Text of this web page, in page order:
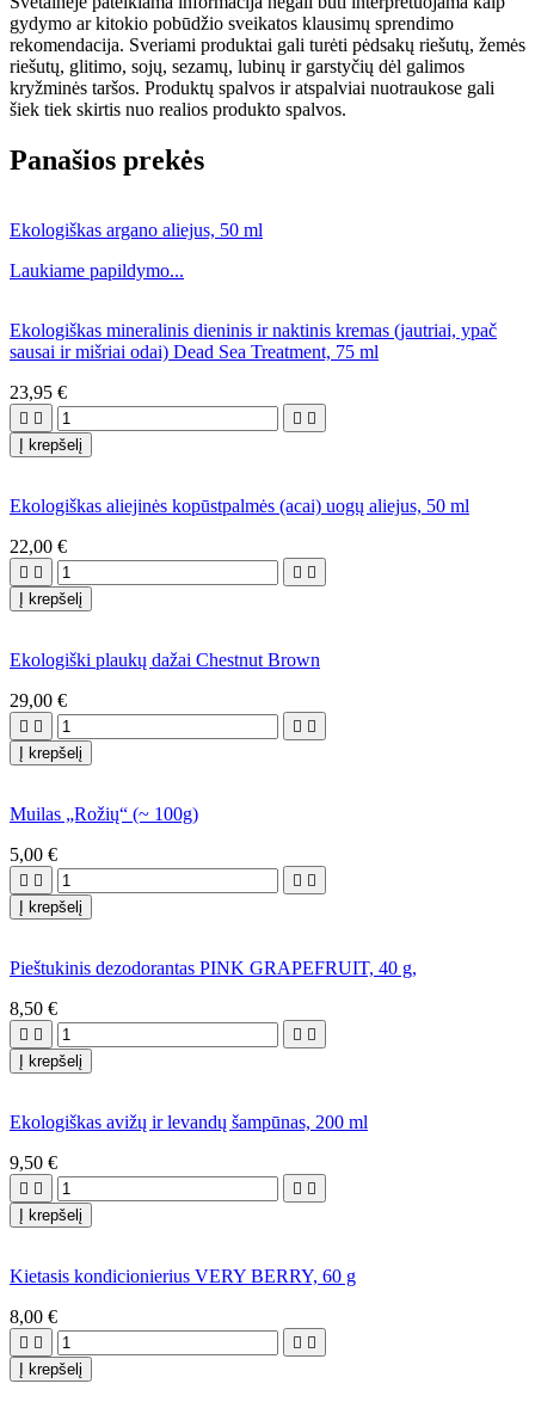
gydymo ar kitokio pobūdžio sveikatos klausimų sprendimo
rekomendacija. Sveriami produktai gali turėti pėdsakų riešutų, žemės
riešutų, glitimo, sojų, sezamų, lubinų ir garstyčių dėl galimos
kryžminės taršos. Produktų spalvos ir atspalviai nuotraukose gali
šiek tiek skirtis nuo realios produkto spalvos.
Panašios prekės
Ekologiškas argano aliejus, 50 ml
Laukiame papildymo...
Ekologiškas mineralinis dieninis ir naktinis kremas (jautriai, ypač
sausai ir mišriai odai) Dead Sea Treatment, 75 ml
23,95 €
   
Į krepšelį
Ekologiškas aliejinės kopūstpalmės (acai) uogų aliejus, 50 ml
22,00 €
   
Į krepšelį
Ekologiški plaukų dažai Chestnut Brown
29,00 €
   
Į krepšelį
Muilas „Rožių“ (~ 100g)
5,00 €
   
Į krepšelį
Pieštukinis dezodorantas PINK GRAPEFRUIT, 40 g,
8,50 €
   
Į krepšelį
Ekologiškas avižų ir levandų šampūnas, 200 ml
9,50 €
   
Į krepšelį
Kietasis kondicionierius VERY BERRY, 60 g
8,00 €
   
Į krepšelį